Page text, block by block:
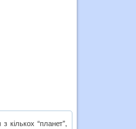
кількох “планет”,